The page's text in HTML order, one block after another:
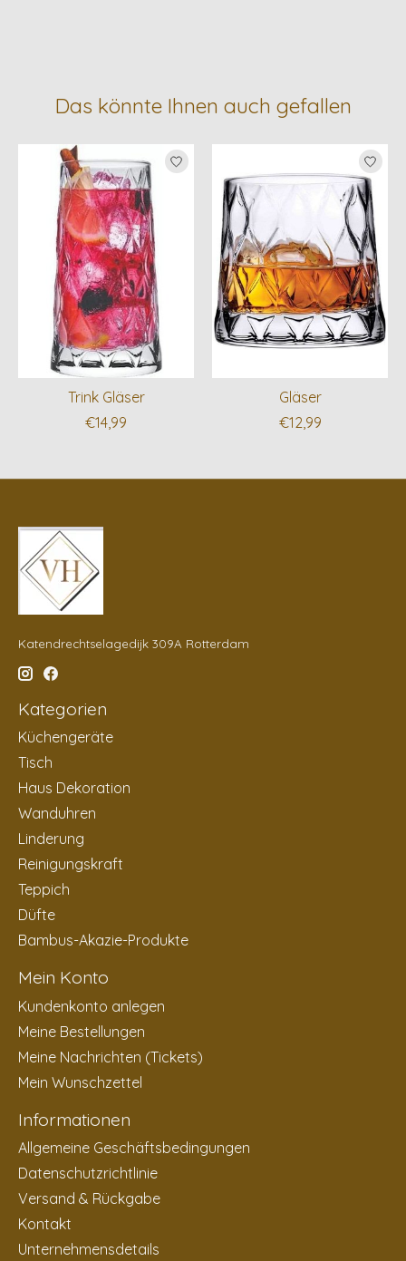
Das könnte Ihnen auch gefallen
Produkt-Karussell-Artikel
Trink Gläser
€14,99
Gläser
€12,99
Katendrechtselagedijk 309A Rotterdam
Kategorien
Küchengeräte
Tisch
Haus Dekoration
Wanduhren
Linderung
Reinigungskraft
Teppich
Düfte
Bambus-Akazie-Produkte
Mein Konto
Kundenkonto anlegen
Meine Bestellungen
Meine Nachrichten (Tickets)
Mein Wunschzettel
Informationen
Allgemeine Geschäftsbedingungen
Datenschutzrichtlinie
Versand & Rückgabe
Kontakt
Unternehmensdetails